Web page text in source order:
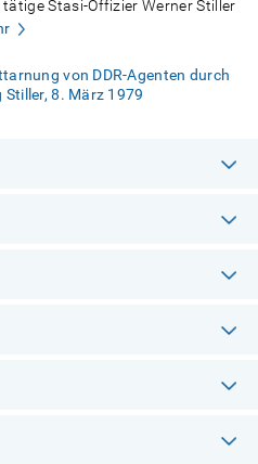
Stasi-Offizier Werner Stiller
von DDR-Agenten durch
8. März 1979